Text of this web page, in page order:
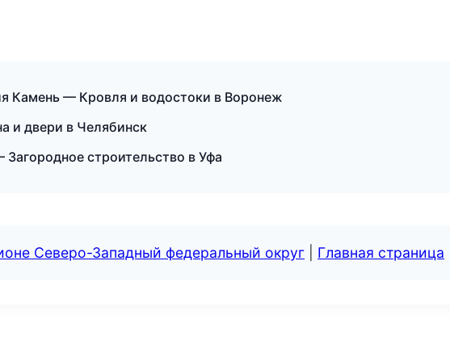
Камень — Кровля и водостоки в Воронеж
и двери в Челябинск
строительство в Уфа
Северо-Западный федеральный округ Главная страница